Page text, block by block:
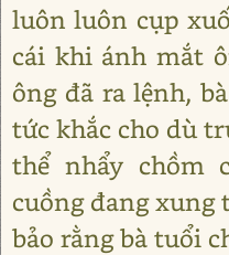
luôn luôn cụp
cái khi ánh mắt
ông đã ra lệnh,
tức khắc cho dù
thể nhẩy chồm
cuồng đang xung
bảo rằng bà tuổi